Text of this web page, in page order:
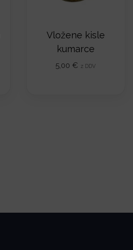
Vložene kisle
kumarce
5,00€ z DDV